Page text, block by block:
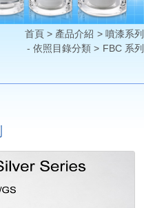
首頁> 產品介紹 > 噴漆系列
- 依照目錄分類 > FBC 系列